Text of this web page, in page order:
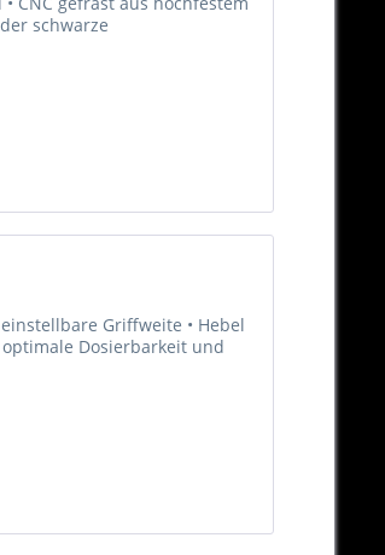
schwarze
Griffweite • Hebel
Dosierbarkeit und